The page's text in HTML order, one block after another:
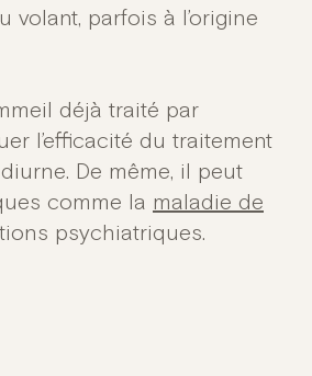
volant, parfois à l’origine
déjà traité par
l’efficacité du traitement
De même, il peut
comme la maladie de
psychiatriques.